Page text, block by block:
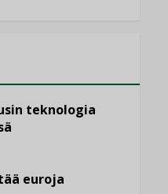
teknologia
euroja